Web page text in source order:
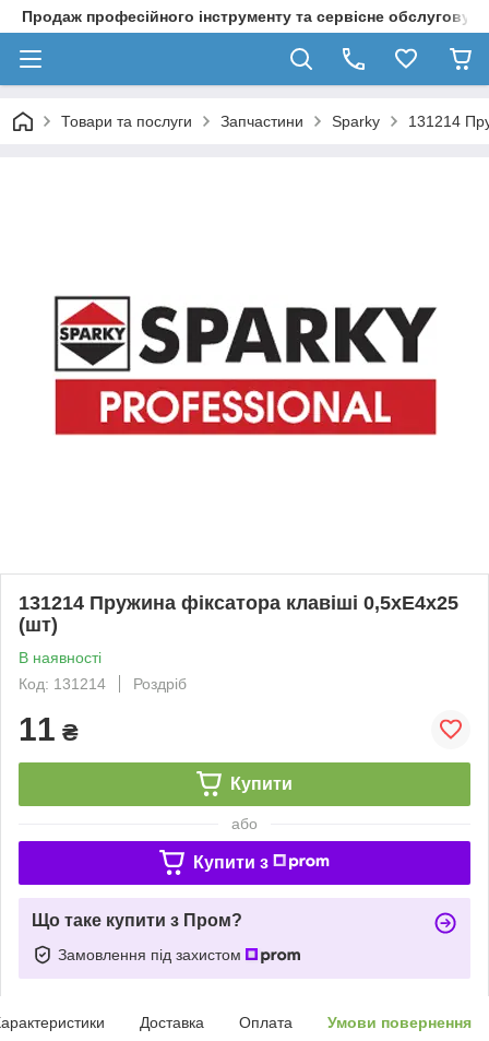
Продаж професійного інструменту та сервісне
Товари та послуги Запчастини Sparky 131214
131214 Пружина фіксатора клавіші 0,5хЕ4х25
(шт)
В наявності
Код: 131214
Роздріб
11 ₴
Купити
або
Купити з
Що таке купити з Пром?
Замовлення під захистом
Доставка Оплата Умови повернення